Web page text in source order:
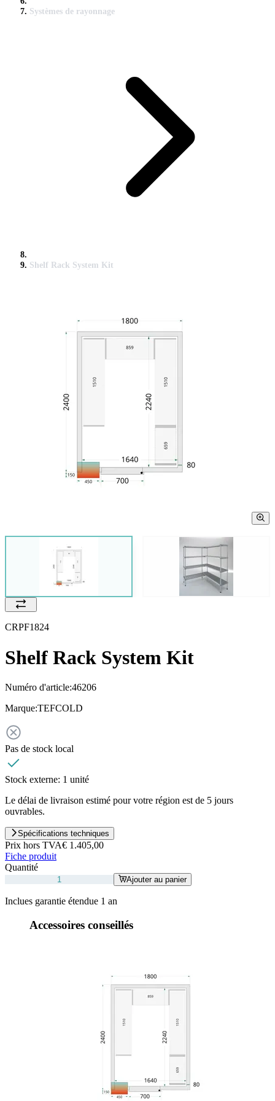
Systèmes de rayonnage
Shelf Rack System Kit
CRPF1824
Shelf Rack System Kit
Numéro d'article:46206
Marque:TEFCOLD
Pas de stock local
Stock externe: 1 unité
Le délai de livraison estimé pour votre région est de 5 jours
ouvrables.
Spécifications techniques
Prix hors TVA€ 1.405,00
Fiche produit
Quantité
Ajouter au panier
Inclues garantie étendue 1 an
Accessoires conseillés